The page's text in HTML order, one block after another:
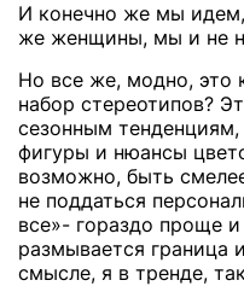
И конечно же мы
же женщины, мы и не
Но все же, модно, это
набор стереотипов?
сезонным
фигуры и нюансы
возможно, быть
не поддаться
все»- гораздо проще и
размывается граница
смысле, я в тренде,